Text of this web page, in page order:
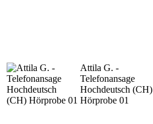
Attila G. -
Telefonansage
Hochdeutsch (CH)
Hörprobe 01